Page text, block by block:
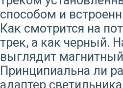
способом и
Как смотрится на
трек, а как черный.
выглядит
Принципиальна ли
адаптер